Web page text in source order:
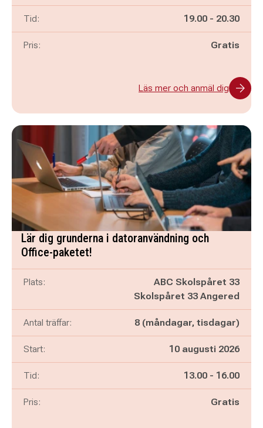
Tid: Pågår mellan
19.00 - och
20.30
Pris: Gratis
Läs mer och anmäl dig
Lär dig grunderna i datoranvändning och
Office-paketet!
Plats:
ABC Skolspåret 33
Skolspåret 33 Angered
Antal träffar: 8 (måndagar, tisdagar)
Start: 10 augusti 2026
Tid: Pågår mellan
13.00 - och
16.00
Pris: Gratis